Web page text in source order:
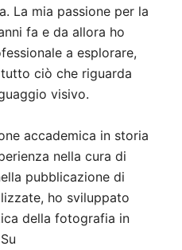
La mia passione per la
fa e da allora ho
a esplorare,
ciò che riguarda
visivo.
accademica in storia
nella cura di
pubblicazione di
ho sviluppato
della fotografia in